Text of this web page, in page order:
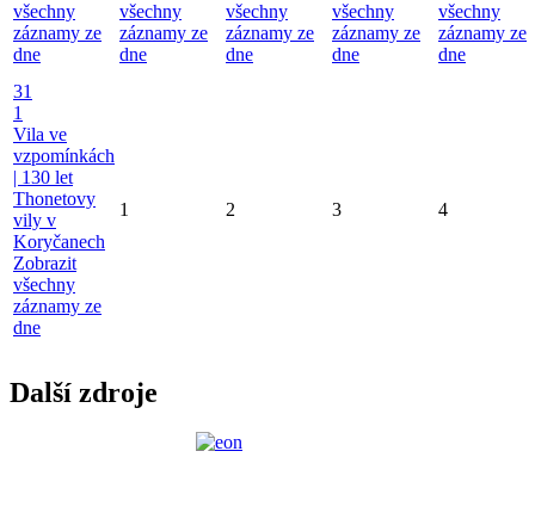
všechny
záznamy ze
dne
všechny
záznamy ze
dne
všechny
záznamy ze
dne
všechny
záznamy ze
dne
všechny
záznamy ze
dne
31
1
Vila ve
vzpomínkách
| 130 let
Thonetovy
vily v
Koryčanech
Zobrazit
všechny
záznamy ze
dne
1 2 3 4
Další zdroje